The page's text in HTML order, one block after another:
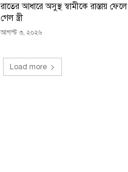
রাতের আধারে অসুস্থ স্বামীকে রাস্তায় ফেলে
গেল স্ত্রী
আগস্ট ৩, ২০২৬
Load more